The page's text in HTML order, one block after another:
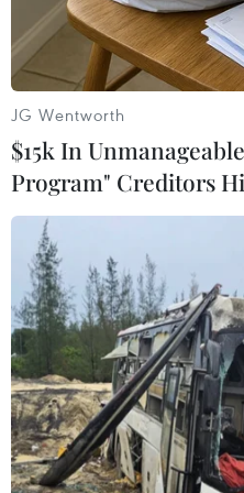
Người di cư chờ đăng ký tị
nam Đức ngày 15/
Ngày 8/12, Bộ Phát
phủ Đức sẽ hỗ trợ
triệu USD) cho
người tị nạn không đủ
thuận ở lại Đức hoặc
JG Wentworth
$15k In
Program" Creditors